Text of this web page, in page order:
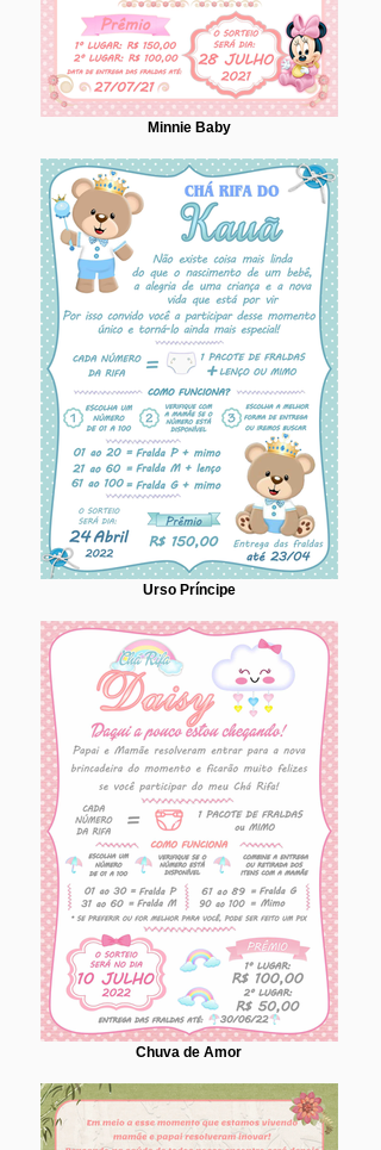
Minnie Baby
Urso Príncipe
Chuva de Amor